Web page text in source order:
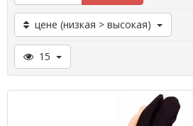
цене (низкая > высокая)
15